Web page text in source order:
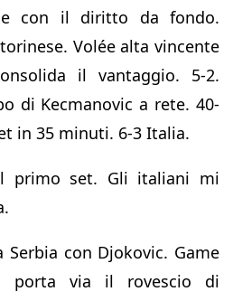
con il diritto da fondo.
Volée alta vincente
il vantaggio. 5-2.
di Kecmanovic a rete. 40-
in 35 minuti. 6-3 Italia.
primo set. Gli italiani mi
con Djokovic. Game
via il rovescio di